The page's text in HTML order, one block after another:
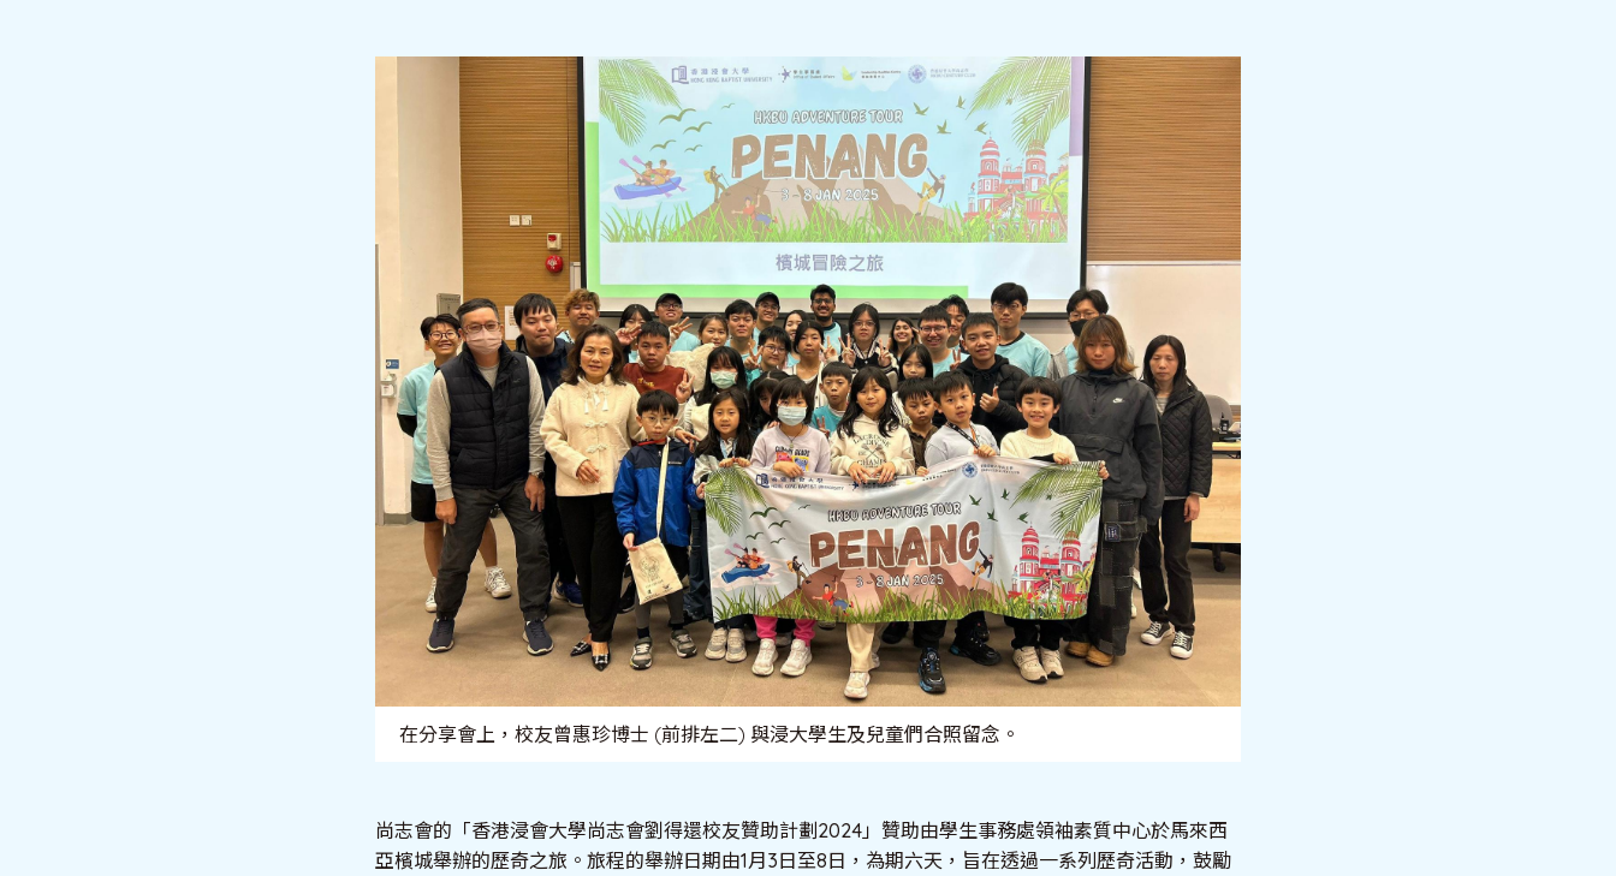
在分享會上，校友曾惠珍博士 (前排左二) 與浸大學生及兒童們合照留念。
尚志會的「香港浸會大學尚志會劉得還校友贊助計劃2024」贊助由學生事務處領袖素質中心於馬來西
亞檳城舉辦的歷奇之旅。旅程的舉辦日期由1月3日至8日，為期六天，旨在透過一系列歷奇活動，鼓勵